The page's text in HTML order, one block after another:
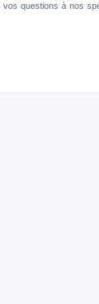
questions à nos